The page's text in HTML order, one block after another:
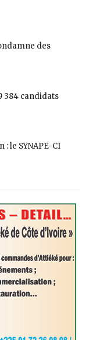
des
384 candidats
le SYNAPE-CI